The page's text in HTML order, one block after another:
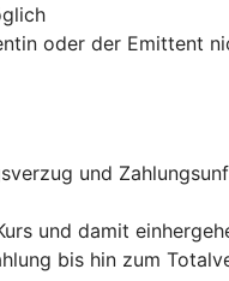
oder der Emittent
und
und damit
bis hin zum